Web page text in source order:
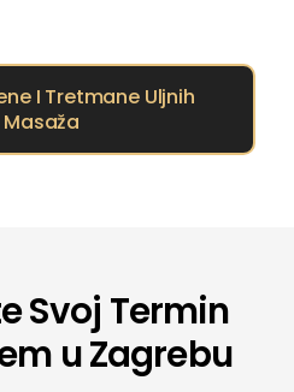
I Tretmane Uljnih
Masaža
Svoj Termin
u Zagrebu